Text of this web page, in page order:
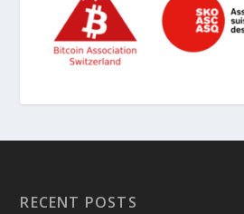
RECENT POSTS